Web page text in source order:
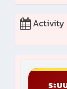
Activity